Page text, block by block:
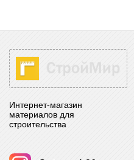
Интернет-магазин
материалов для
строительства